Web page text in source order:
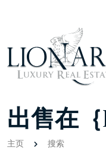
出售在
主页 搜索